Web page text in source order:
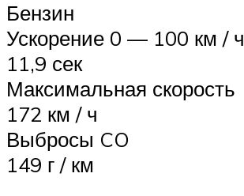
Бензин
Ускорение 0 — 100 км / ч
11,9 сек
Максимальная скорость
172 км / ч
Выбросы CO
149 г / км